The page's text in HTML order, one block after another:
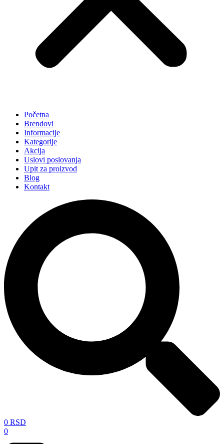
Početna
Brendovi
Informacije
Kategorije
Akcija
Uslovi poslovanja
Upit za proizvod
Blog
Kontakt
0 RSD
0